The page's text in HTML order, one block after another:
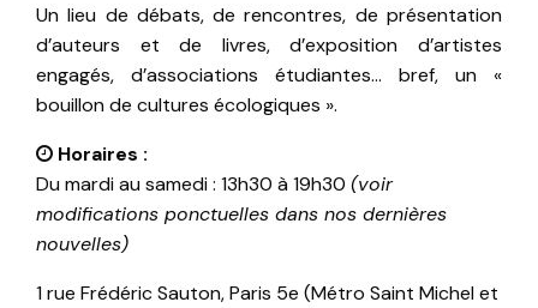
Un lieu de débats, de rencontres, de présentation
d’auteurs et de livres, d’exposition d’artistes
engagés, d’associations étudiantes… bref, un «
bouillon de cultures écologiques ».
Horaires :
Du mardi au samedi : 13h30 à 19h30 (voir
modifications ponctuelles dans nos dernières
nouvelles)
1 rue Frédéric Sauton, Paris 5e (Métro Saint Michel et